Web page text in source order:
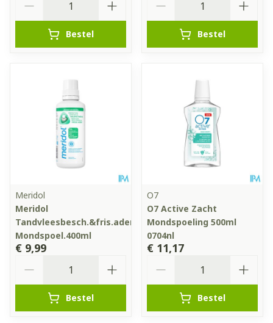
Bestel Bestel
Meridol
Meridol
Tandvleesbesch.&fris.adem
Mondspoel.400ml
€ 9,99
Bestel
O7
O7 Active Zacht
Mondspoeling 500ml
0704nl
€ 11,17
Bestel